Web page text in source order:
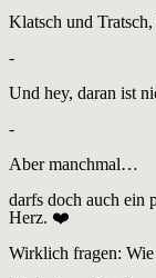
Klatsch und
-
Und hey, daran ist
-
Aber manchmal…
darfs doch auch ein
Herz. ❤️
Wirklich fragen: Wie